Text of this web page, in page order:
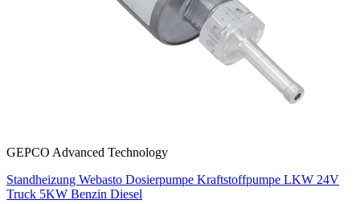
GEPCO Advanced Technology
Standheizung Webasto Dosierpumpe Kraftstoffpumpe LKW 24V
Truck 5KW Benzin Diesel